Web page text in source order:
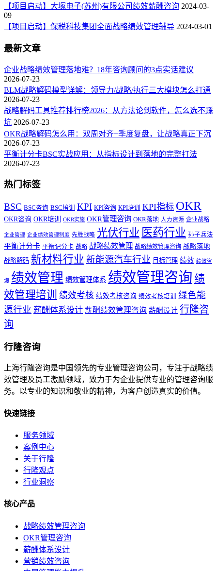
【项目启动】大塚电子(苏州)有限公司绩效薪酬咨询 2024-03-
09
【项目启动】保税科技集团全面战略绩效管理辅导 2024-03-01
最新文章
企业战略绩效管理落地难？18年咨询顾问的3点实话建议
2026-07-23
BLM战略解码模型详解：领导力/战略/执行三大模块怎么打通
2026-07-23
战略解码工具推荐排行榜2026：从方法论到软件，怎么选不踩
坑 2026-07-23
OKR战略解码怎么用：双周对齐+季度复盘，让战略真正下沉
2026-07-23
平衡计分卡BSC实战应用：从指标设计到落地的完整打法
2026-07-23
热门标签
BSC BSC咨询 BSC培训 KPI KPI咨询 KPI培训 KPI指标 OKR
OKR咨询 OKR培训 OKR实施 OKR管理咨询 OKR落地 人力资源 企业战略
企业管理 企业绩效管理制度 先胜战略 光伏行业 医药行业 孙子兵法
平衡计分卡 平衡记分卡 战略 战略绩效管理 战略绩效管理咨询 战略落地
战略解码 新材料行业 新能源汽车行业 目标管理 绩效 绩效咨
询 绩效管理 绩效管理体系 绩效管理咨询 绩
效管理培训 绩效考核 绩效考核咨询 绩效考核培训
绿色能
源行业 薪酬体系设计 薪酬绩效管理咨询 薪酬设计 行隆咨
询
行隆咨询
上海行隆咨询是中国领先的专业管理咨询公司，专注于战略绩
效管理及员工激励领域，致力于为企业提供专业的管理咨询服
务。以专业的知识和敬业的精神，为客户创造真实的价值。
快速链接
服务领域
案例中心
关于行隆
行隆观点
行业洞察
核心产品
战略绩效管理咨询
OKR管理咨询
薪酬体系设计
营销绩效咨询